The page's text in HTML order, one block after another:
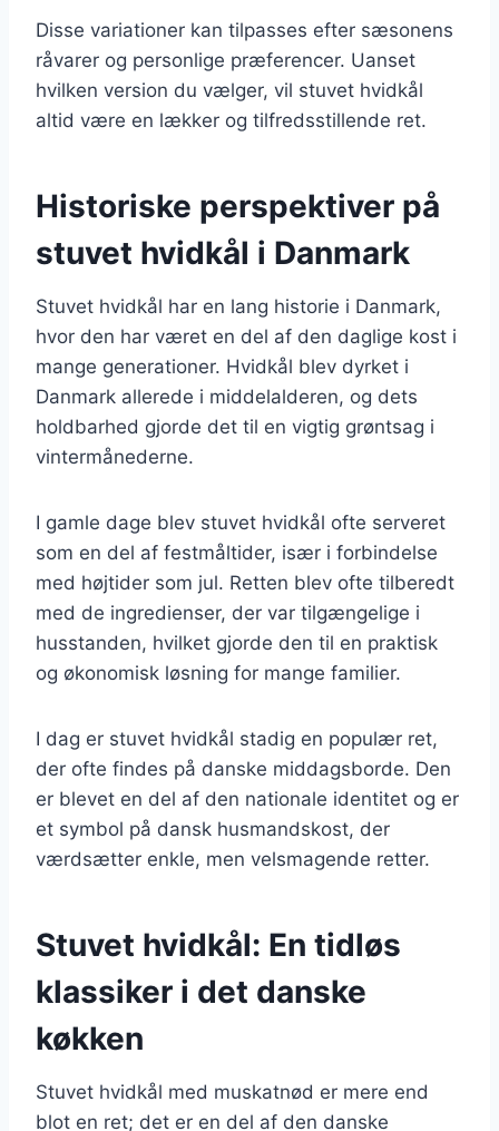
Disse variationer kan tilpasses efter sæsonens
råvarer og personlige præferencer. Uanset
hvilken version du vælger, vil stuvet hvidkål
altid være en lækker og tilfredsstillende ret.
Historiske perspektiver på
stuvet hvidkål i Danmark
Stuvet hvidkål har en lang historie i Danmark,
hvor den har været en del af den daglige kost i
mange generationer. Hvidkål blev dyrket i
Danmark allerede i middelalderen, og dets
holdbarhed gjorde det til en vigtig grøntsag i
vintermånederne.
I gamle dage blev stuvet hvidkål ofte serveret
som en del af festmåltider, især i forbindelse
med højtider som jul. Retten blev ofte tilberedt
med de ingredienser, der var tilgængelige i
husstanden, hvilket gjorde den til en praktisk
og økonomisk løsning for mange familier.
I dag er stuvet hvidkål stadig en populær ret,
der ofte findes på danske middagsborde. Den
er blevet en del af den nationale identitet og er
et symbol på dansk husmandskost, der
værdsætter enkle, men velsmagende retter.
Stuvet hvidkål: En tidløs
klassiker i det danske
køkken
Stuvet hvidkål med muskatnød er mere end
blot en ret; det er en del af den danske